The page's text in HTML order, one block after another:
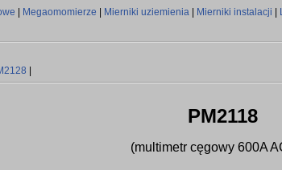
Megaomomierze Mierniki uziemienia Mierniki instalacji
PM2118
(multimetr cęgowy 600A